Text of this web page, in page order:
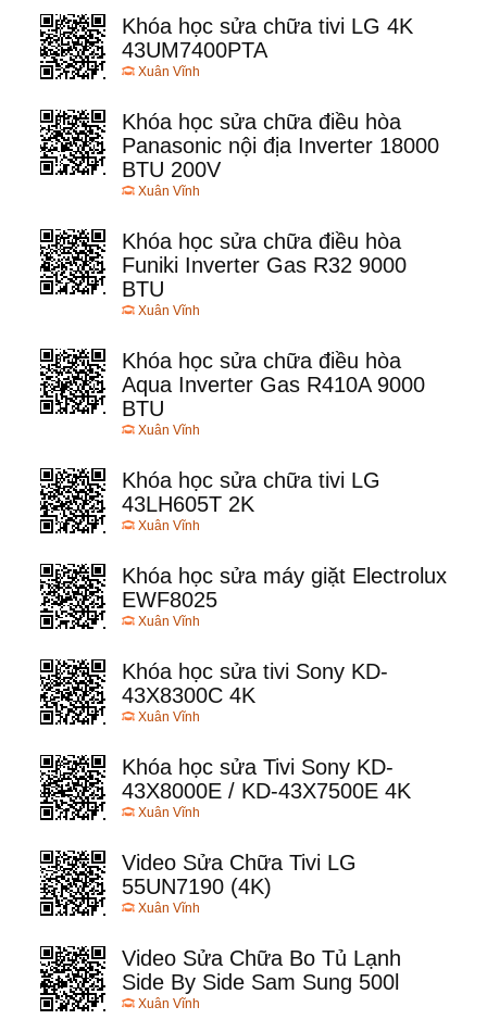
Khóa học sửa chữa tivi LG 4K
43UM7400PTA
Xuân Vĩnh
Khóa học sửa chữa điều hòa
Panasonic nội địa Inverter 18000
BTU 200V
Xuân Vĩnh
Khóa học sửa chữa điều hòa
Funiki Inverter Gas R32 9000
BTU
Xuân Vĩnh
Khóa học sửa chữa điều hòa
Aqua Inverter Gas R410A 9000
BTU
Xuân Vĩnh
Khóa học sửa chữa tivi LG
43LH605T 2K
Xuân Vĩnh
Khóa học sửa máy giặt Electrolux
EWF8025
Xuân Vĩnh
Khóa học sửa tivi Sony KD-
43X8300C 4K
Xuân Vĩnh
Khóa học sửa Tivi Sony KD-
43X8000E / KD-43X7500E 4K
Xuân Vĩnh
Video Sửa Chữa Tivi LG
55UN7190 (4K)
Xuân Vĩnh
Video Sửa Chữa Bo Tủ Lạnh
Side By Side Sam Sung 500l
Xuân Vĩnh